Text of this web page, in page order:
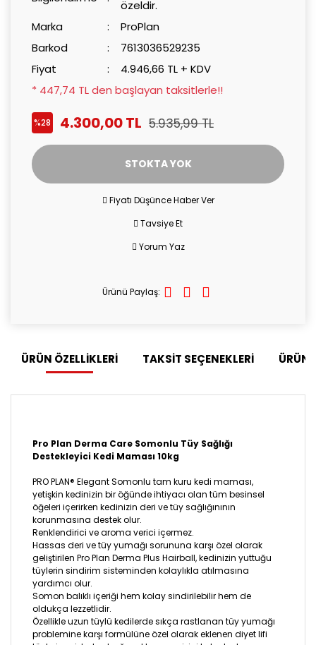
özeldir.
Marka
ProPlan
Barkod
7613036529235
Fiyat
4.946,66 TL + KDV
* 447,74 TL den başlayan taksitlerle!!
%28 4.300,00 TL 5.935,99 TL
STOKTA YOK
Fiyatı Düşünce Haber Ver
Tavsiye Et
Yorum Yaz
Ürünü Paylaş:
ÜRÜN ÖZELLİKLERİ TAKSİT SEÇENEKLERİ ÜRÜN
Pro Plan Derma Care Somonlu Tüy Sağlığı
Destekleyici Kedi Maması 10kg
PRO PLAN® Elegant Somonlu tam kuru kedi maması,
yetişkin kedinizin bir öğünde ihtiyacı olan tüm besinsel
öğeleri içerirken kedinizin deri ve tüy sağlığınının
korunmasına destek olur.
Renklendirici ve aroma verici içermez.
Hassas deri ve tüy yumağı sorununa karşı özel olarak
geliştirilen Pro Plan Derma Plus Hairball, kedinizin yuttuğu
tüylerin sindirim sisteminden kolaylıkla atılmasına
yardımcı olur.
Somon balıklı içeriği hem kolay sindirilebilir hem de
oldukça lezzetlidir.
Özellikle uzun tüylü kedilerde sıkça rastlanan tüy yumağı
problemine karşı formülüne özel olarak eklenen diyet lifi